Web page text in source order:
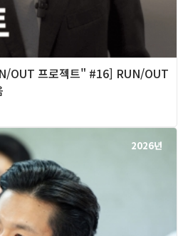
OUT 프로젝트" #16] RUN/OUT
2026년